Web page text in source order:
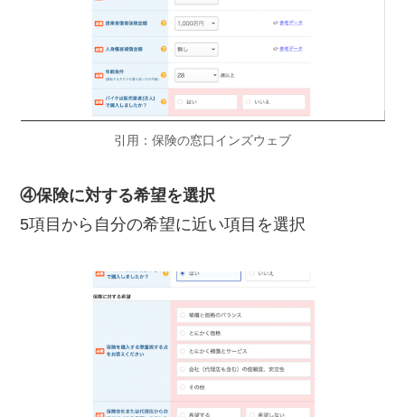
引用：保険の窓口インズウェブ
④保険に対する希望を選択
5項目から自分の希望に近い項目を選択